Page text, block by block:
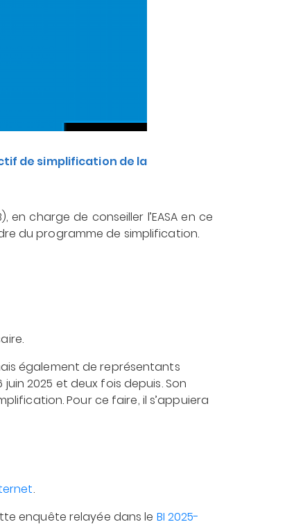
de simplification de la
en charge de conseiller l’EASA en ce
du programme de simplification.
également de représentants
juin 2025 et deux fois depuis. Son
Pour ce faire, il s’appuiera
.
enquête relayée dans le BI 2025-